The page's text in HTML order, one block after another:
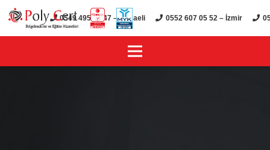
0549 495 01 47 – Kocaeli 0552 607 05 52 – İzmir